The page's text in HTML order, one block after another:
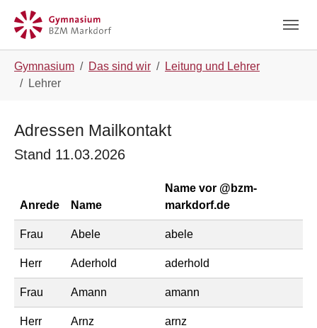
Gymnasium Das sind wir
Leitung und Lehrer
Lehrer
Adressen Mailkontakt
Stand 11.03.2026
Anrede Name
Name vor @bzm-
markdorf.de
Frau Abele abele
Herr Aderhold aderhold
Frau Amann amann
Herr Arnz arnz